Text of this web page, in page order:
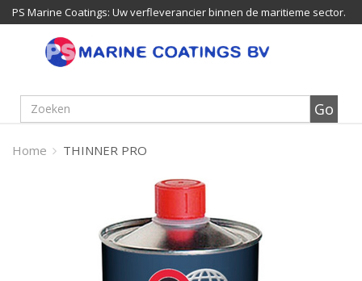
PS Marine Coatings: Uw verfleverancier binnen de maritieme sector.
Home THINNER PRO